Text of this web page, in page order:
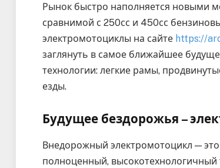
Рынок быстро наполняется новыми
сравнимой с 250сс и 450сс
электромотоциклы на сайте https://
заглянуть в самое ближайшее
технологии: легкие рамы,
езды.
Будущее бездорожья –
Внедорожный электромотоцикл —
полноценный,